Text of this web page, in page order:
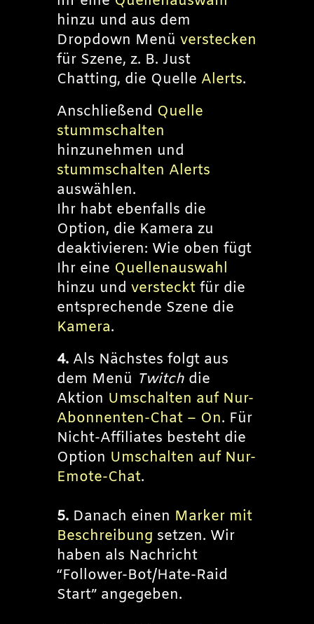
hinzu und aus dem
Dropdown Menü verstecken
für Szene, z. B. Just
Chatting, die Quelle Alerts.
Anschließend Quelle
stummschalten
hinzunehmen und
stummschalten Alerts
auswählen.
Ihr habt ebenfalls die
Option, die Kamera zu
deaktivieren: Wie oben fügt
Ihr eine Quellenauswahl
hinzu und versteckt für die
entsprechende Szene die
Kamera.
4.Als Nächstes folgt aus
dem Menü Twitch die
Aktion Umschalten auf Nur-
Abonnenten-Chat – On. Für
Nicht-Affiliates besteht die
Option Umschalten auf Nur-
Emote-Chat.
5.Danach einen Marker mit
Beschreibung setzen. Wir
haben als Nachricht
“Follower-Bot/Hate-Raid
Start” angegeben.